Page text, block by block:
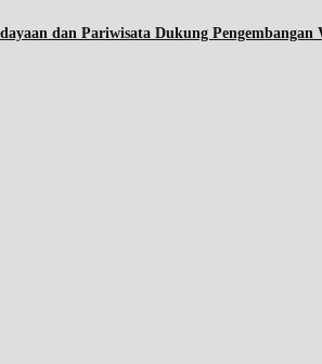
dan Pariwisata Dukung Pengembangan